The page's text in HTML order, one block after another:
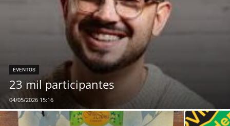
EVENTOS
23 mil participantes
04/05/2026 15:16